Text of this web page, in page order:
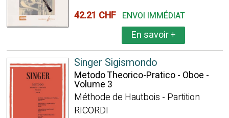
42.21 CHF ENVOI IMMÉDIAT
En savoir+
Singer Sigismondo
Metodo Theorico-Pratico - Oboe -
Volume 3
Méthode de Hautbois - Partition
RICORDI